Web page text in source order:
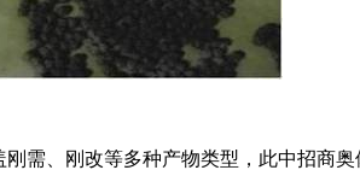
、刚改等多种产物类型，此中招商